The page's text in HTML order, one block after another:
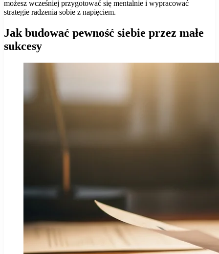
możesz wcześniej przygotować się mentalnie i wypracować
strategie radzenia sobie z napięciem.
Jak budować pewność siebie przez małe
sukcesy